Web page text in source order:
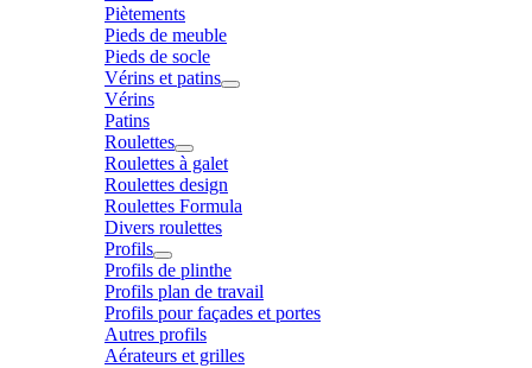
Piètements
Pieds de meuble
Pieds de socle
Vérins et patins
Vérins
Patins
Roulettes
Roulettes à galet
Roulettes design
Roulettes Formula
Divers roulettes
Profils
Profils de plinthe
Profils plan de travail
Profils pour façades et portes
Autres profils
Aérateurs et grilles